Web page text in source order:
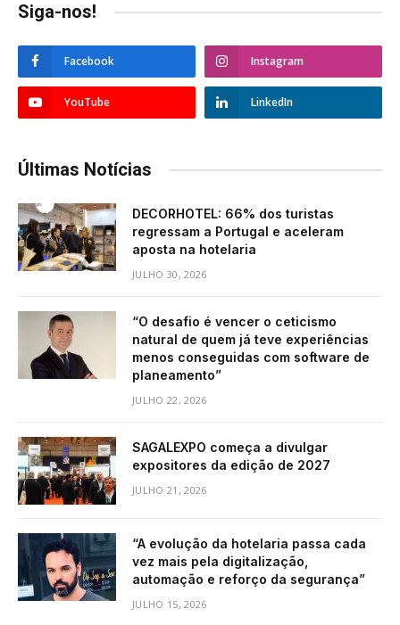
Siga-nos!
Facebook Instagram
YouTube LinkedIn
Últimas Notícias
DECORHOTEL: 66% dos turistas
regressam a Portugal e aceleram
aposta na hotelaria
JULHO 30, 2026
“O desafio é vencer o ceticismo
natural de quem já teve experiências
menos conseguidas com software de
planeamento”
JULHO 22, 2026
SAGALEXPO começa a divulgar
expositores da edição de 2027
JULHO 21, 2026
“A evolução da hotelaria passa cada
vez mais pela digitalização,
automação e reforço da segurança”
JULHO 15, 2026